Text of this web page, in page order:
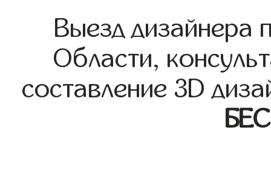
Выезд дизайнера
Области,
составление 3D